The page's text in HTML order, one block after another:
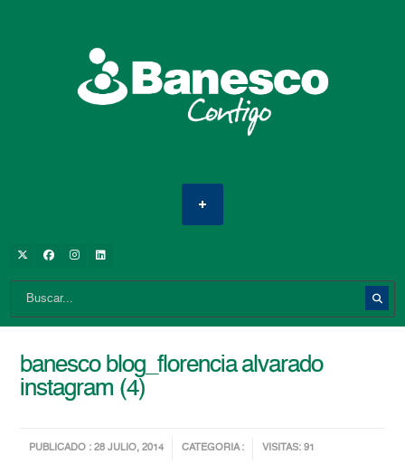
banesco blog_florencia alvarado
instagram (4)
PUBLICADO : 28 JULIO, 2014 CATEGORIA : VISITAS: 91